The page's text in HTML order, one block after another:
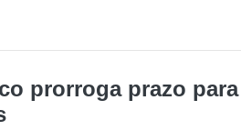
prorroga prazo